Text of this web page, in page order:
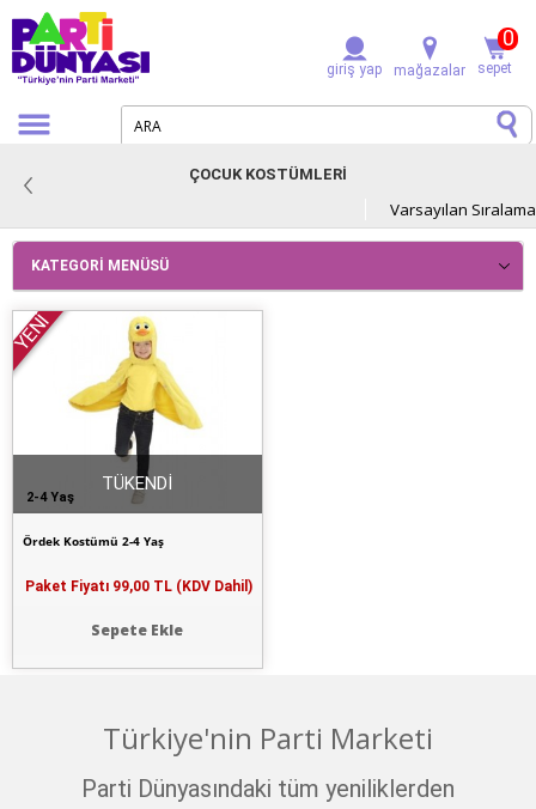
giriş yap mağazalar sepet
0
ÇOCUK KOSTÜMLERİ
KATEGORI MENÜSÜ
2-4 Yaş
YENİ
Ördek Kostümü 2-4 Yaş
Paket Fiyatı 99,00 TL (KDV Dahil)
Sepete Ekle
TÜKENDİ
Türkiye'nin Parti Marketi
Parti Dünyasındaki tüm yeniliklerden